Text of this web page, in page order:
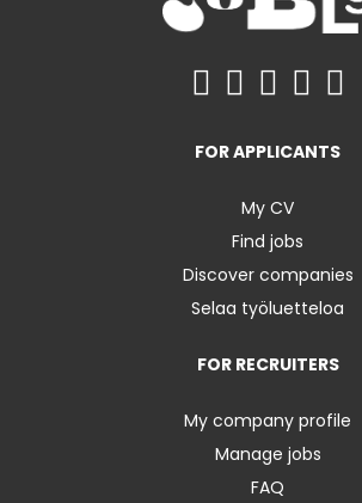
FOR APPLICANTS
My CV
Find jobs
Discover companies
Selaa työluetteloa
FOR RECRUITERS
My company profile
Manage jobs
FAQ